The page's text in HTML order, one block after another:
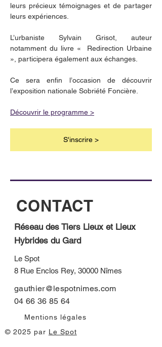
leurs précieux témoignages et de partager
leurs expériences.
L’urbaniste Sylvain Grisot, auteur
notamment du livre «  Redirection Urbaine
», participera également aux échanges.
Ce sera enfin l’occasion de découvrir
l’exposition nationale Sobriété Foncière.
Découvrir le programme >
S'inscrire >
CONTACT
Réseau des Tiers Lieux et Lieux
Hybrides du Gard
Le Spot
8 Rue Enclos Rey, 30000 Nîmes
gauthier@lespotnimes.com
04 66 36 85 64
Mentions légales
© 2025 par Le Spot